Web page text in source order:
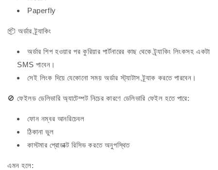
Paperfly
📦 অর্ডার ট্র্যাকিং
অর্ডার শিপ হওয়ার পর কুরিয়ার পার্টনারের কাছ থেকে ট্র্যাকিং লিংকসহ একটা
SMS পাবেন।
সেই লিংক দিয়ে যেকোনো সময় অর্ডার স্ট্যাটাস ট্র্যাক করতে পারবেন।
🚫 ফেইলড ডেলিভারি অ্যাটেম্পট নিচের কারণে ডেলিভারি ফেইল হতে পারে:
ফোন নম্বর আনরিচেবল
ঠিকানা ভুল
কাস্টমার প্রোডাক্ট রিসিভ করতে অনুপস্থিত
এমন হলে: